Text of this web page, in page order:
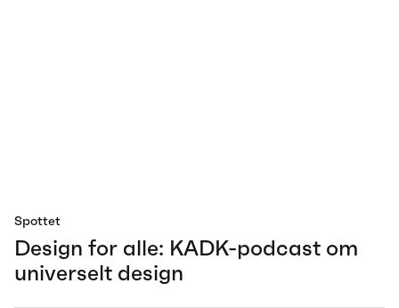
Spottet
Design for alle: KADK-podcast om
universelt design